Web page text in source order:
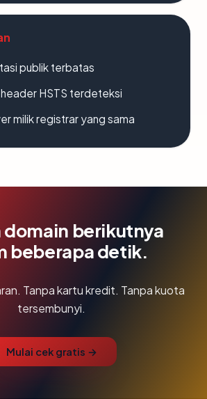
publik terbatas
HSTS terdeteksi
milik registrar yang sama
domain berikutnya
beberapa detik.
Tanpa kartu kredit. Tanpa kuota
tersembunyi.
Mulai cek gratis →